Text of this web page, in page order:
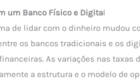
um Banco Físico e Digital
de lidar com o dinheiro mudou
os bancos tradicionais e os
As variações nas taxas
a estrutura e o modelo de